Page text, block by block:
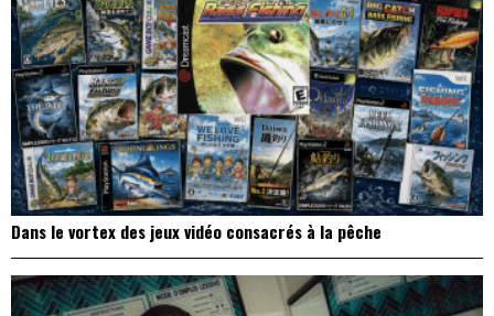
Dans le vortex des jeux vidéo consacrés à la pêche